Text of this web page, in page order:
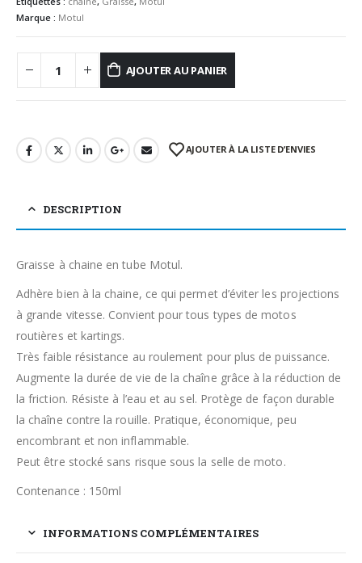
Marque : Motul
AJOUTER AU PANIER
AJOUTER À LA LISTE D’ENVIES
DESCRIPTION
Graisse à chaine en tube Motul.
Adhère bien à la chaine, ce qui permet d’éviter les projections
à grande vitesse. Convient pour tous types de motos
routières et kartings.
Très faible résistance au roulement pour plus de puissance.
Augmente la durée de vie de la chaîne grâce à la réduction de
la friction. Résiste à l’eau et au sel. Protège de façon durable
la chaîne contre la rouille. Pratique, économique, peu
encombrant et non inflammable.
Peut être stocké sans risque sous la selle de moto.
Contenance : 150ml
INFORMATIONS COMPLÉMENTAIRES